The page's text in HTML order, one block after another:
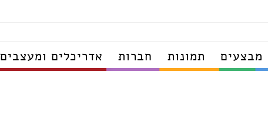
מבצעים תמונות חברות אדריכלים ומעצבים